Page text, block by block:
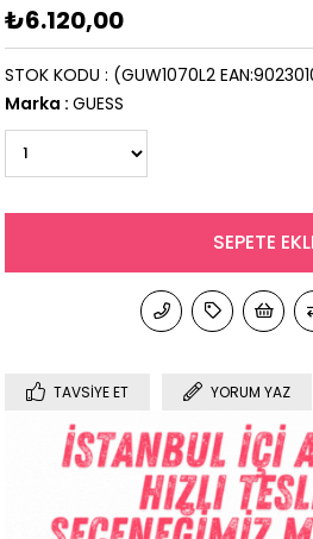
₺6.120,00
(GUW1070L2
STOK KODU
Marka : GUESS
TAVSIYE ET YORUM YAZ